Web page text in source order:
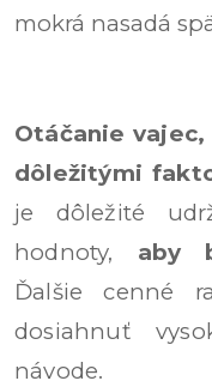
mokrá nasadá
Otáčanie
dôležitými
je dôležité
hodnoty, aby
Ďalšie cenné
dosiahnuť
návode.